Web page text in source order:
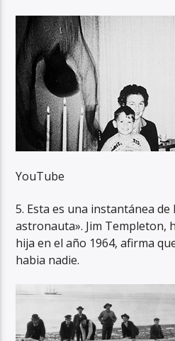
YouTube
5. Esta es una instantánea de
astronauta». Jim Templeton,
hija en el año 1964, afirma
habia nadie.